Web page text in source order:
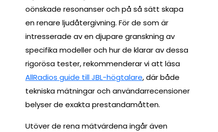
oönskade resonanser och på så sätt skapa
en renare ljudåtergivning. För de som är
intresserade av en djupare granskning av
specifika modeller och hur de klarar av dessa
rigorösa tester, rekommenderar vi att läsa
AllRadios guide till JBL-högtalare, där både
tekniska mätningar och användarrecensioner
belyser de exakta prestandamåtten.
Utöver de rena mätvärdena ingår även